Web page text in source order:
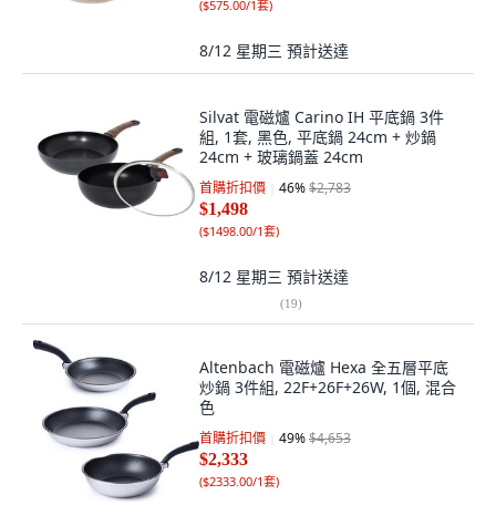
($575.00/1套)
8/12 星期三 預計送達
Silvat 電磁爐 Carino IH 平底鍋 3件
組, 1套, 黑色, 平底鍋 24cm + 炒鍋
24cm + 玻璃鍋蓋 24cm
首購折扣價 46%$2,783
$1,498
($1498.00/1套)
8/12 星期三 預計送達
(19)
Altenbach 電磁爐 Hexa 全五層平底
炒鍋 3件組, 22F+26F+26W, 1個, 混合
色
首購折扣價 49%$4,653
$2,333
($2333.00/1套)